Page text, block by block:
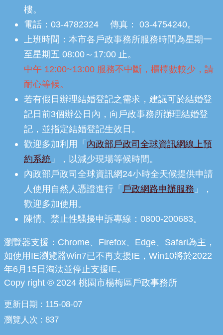
樓。
電話：03-4782324 傳真： 03-4754240。
上班時間：本市各戶政事務所服務時間為星期一
至星期五 08:00～17:00 止。
中午 12:00~13:00 服務不中斷，櫃檯數較少，請
耐心等候。
若有假日辦理結婚登記之需求，建議可於結婚登
記日前3個辦公日內，向戶政事務所辦理結婚登
記，並指定結婚登記生效日。
歡迎多加利用「 內政部戶政司全球資訊網線上預
約系統 」，以減少現場等候時間。
內政部戶政司全球資訊網24小時全天候提供申請
人使用自然人憑證進行「 戶政網路申辦服務 」，
歡迎多加使用。
陳情、禁止性騷擾申訴專線：0800-200683。
瀏覽器支援：Chrome、Firefox、Edge、Safari為主，
如使用IE瀏覽器Win7已不再支援IE，Win10將於2022
年6月15日淘汰並停止支援IE。
Copy right © 2024 桃園市楊梅區戶政事務所
更新日期
115-08-07
瀏覽人次
837